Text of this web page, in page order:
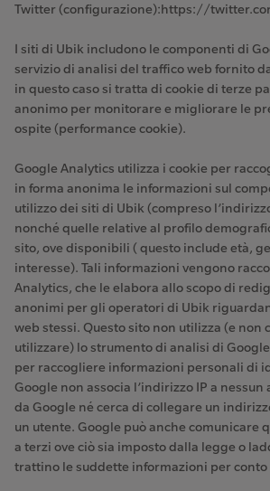
Twitter (configurazione):https://
I siti di Ubik includono le componenti di
servizio di analisi del traffico web fornito
in questo caso si tratta di cookie di terze
anonimo per monitorare e migliorare le
ospite (performance cookie).
Google Analytics utilizza i cookie per
in forma anonima le informazioni sul
utilizzo dei siti di Ubik (compreso
nonché quelle relative al profilo
sito, ove disponibili ( questo include età,
interesse). Tali informazioni vengono
Analytics, che le elabora allo scopo di
anonimi per gli operatori di Ubik
web stessi. Questo sito non utilizza (e non
utilizzare) lo strumento di analisi di
per raccogliere informazioni personali di
Google non associa l’indirizzo IP a
da Google né cerca di collegare un
un utente. Google può anche comunicare
a terzi ove ciò sia imposto dalla legge o
trattino le suddette informazioni per conto